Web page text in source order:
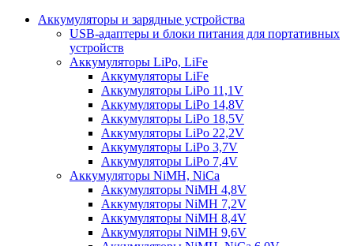
Аккумуляторы и зарядные устройства
USB-адаптеры и блоки питания для портативных
устройств
Аккумуляторы LiPo, LiFe
Аккумуляторы LiFe
Аккумуляторы LiPo 11,1V
Аккумуляторы LiPo 14,8V
Аккумуляторы LiPo 18,5V
Аккумуляторы LiPo 22,2V
Аккумуляторы LiPo 3,7V
Аккумуляторы LiPo 7,4V
Аккумуляторы NiMH, NiCa
Аккумуляторы NiMH 4,8V
Аккумуляторы NiMH 7,2V
Аккумуляторы NiMH 8,4V
Аккумуляторы NiMH 9,6V